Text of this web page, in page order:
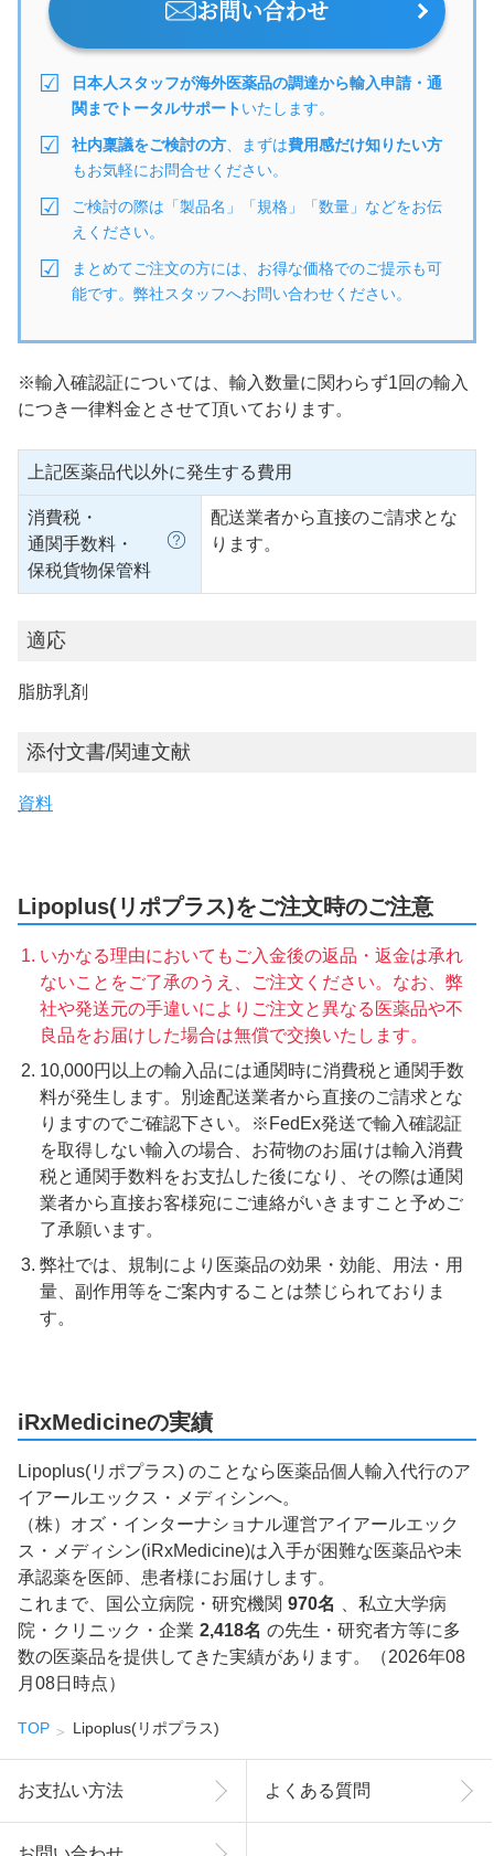
お問い合わせ
日本人スタッフが海外医薬品の調達から輸入申請・通
関までトータルサポートいたします。
社内稟議をご検討の方 、まずは費用感だけ知りたい方
もお気軽にお問合せください。
ご検討の際は「製品名」「規格」「数量」などをお伝
えください。
まとめてご注文の方には、お得な価格でのご提示も可
能です。弊社スタッフへお問い合わせください。
※輸入確認証については、輸入数量に関わらず1回の輸入
につき一律料金とさせて頂いております。
上記医薬品代以外に発生する費用
消費税・
通関手数料・
保税貨物保管料
配送業者から直接のご請求とな
ります。
適応
脂肪乳剤
添付文書/関連文献
資料
Lipoplus(リポプラス)をご注文時のご注意
いかなる理由においてもご入金後の返品・返金は承れ
ないことをご了承のうえ、ご注文ください。なお、弊
社や発送元の手違いによりご注文と異なる医薬品や不
良品をお届けした場合は無償で交換いたします。
10,000円以上の輸入品には通関時に消費税と通関手数
料が発生します。別途配送業者から直接のご請求とな
りますのでご確認下さい。※FedEx発送で輸入確認証
を取得しない輸入の場合、お荷物のお届けは輸入消費
税と通関手数料をお支払した後になり、その際は通関
業者から直接お客様宛にご連絡がいきますこと予めご
了承願います。
弊社では、規制により医薬品の効果・効能、用法・用
量、副作用等をご案内することは禁じられておりま
す。
iRxMedicineの実績
Lipoplus(リポプラス) のことなら医薬品個人輸入代行のア
イアールエックス・メディシンへ。
（株）オズ・インターナショナル運営アイアールエック
ス・メディシン(iRxMedicine)は入手が困難な医薬品や未
承認薬を医師、患者様にお届けします。
これまで、国公立病院・研究機関 970名
、私立大学病
院・クリニック・企業 2,418名 の先生・研究者方等に多
数の医薬品を提供してきた実績があります。（2026年08
月08日時点）
TOP Lipoplus(リポプラス)
お支払い方法 よくある質問